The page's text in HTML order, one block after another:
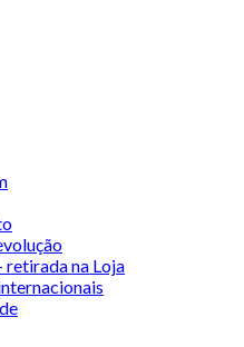
retirada na Loja